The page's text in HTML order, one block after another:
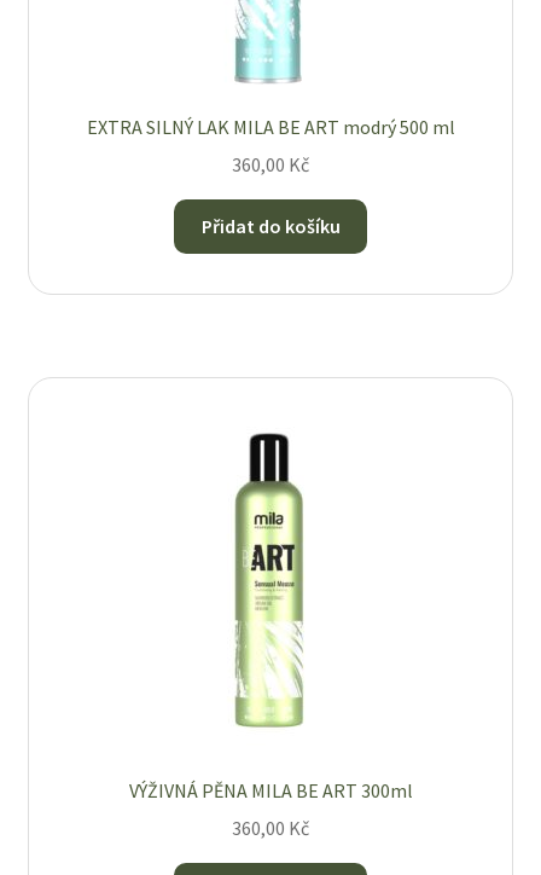
EXTRA SILNÝ LAK MILA BE ART modrý 500 ml
360,00 Kč
Přidat do košíku
VÝŽIVNÁ PĚNA MILA BE ART 300ml
360,00 Kč